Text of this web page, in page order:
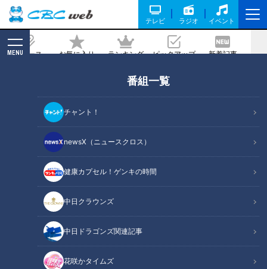
テレビ ラジオ イベント
ニュース お気に入り ランキング ピックアップ 新着記事
MENU
番組一覧
チャント！
newsX（ニュースクロス）
健康カプセル！ゲンキの時間
中日クラウンズ
中日ドラゴンズ関連記事
花咲かタイムズ
ない手術の病名とは？
記事に戻る